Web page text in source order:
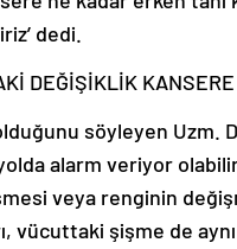
dedi.
DEĞİŞİKLİK
söyleyen Uzm.
alarm veriyor
veya renginin
vücuttaki şişme de